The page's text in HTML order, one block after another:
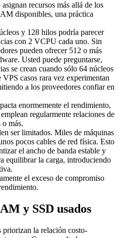
recursos más allá de los
disponibles, una práctica
y 128 hilos podría parecer
con 2 VCPU cada uno. Sin
pueden ofrecer 512 o más
Usted puede preguntarse,
se crean cuando sólo 64 núcleos
casos rara vez experimentan
a los proveedores confiar en
enormemente el rendimiento,
regularmente relaciones de
más.
ser limitados. Miles de máquinas
pocos cables de red física. Esto
el ancho de banda estable y
equilibrar la carga, introduciendo
el exceso de compromiso
y SSD usados
la relación costo-